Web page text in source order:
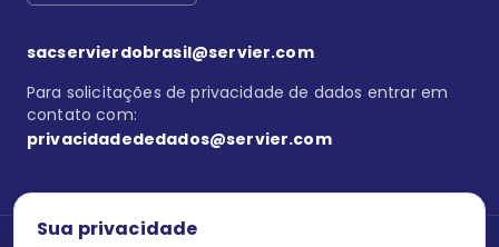
Sua privacidade
sacservierdobrasil@servier.com
Para solicitações de privacidade de dados entrar em
contato com:
privacidadededados@servier.com